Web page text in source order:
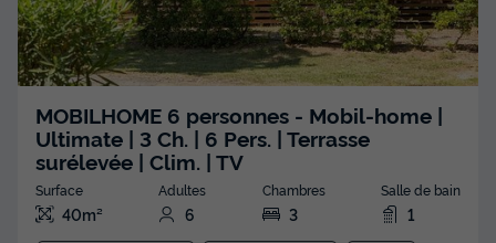
MOBILHOME 6 personnes - Mobil-home |
Ultimate | 3 Ch. | 6 Pers. | Terrasse
surélevée | Clim. | TV
Surface
40m²
Adultes
6
Chambres
3
Salle de bain
1